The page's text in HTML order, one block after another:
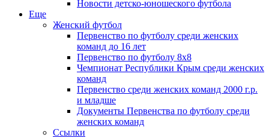
Новости детско-юношеского футбола
Еще
Женский футбол
Первенство по футболу среди женских
команд до 16 лет
Первенство по футболу 8х8
Чемпионат Республики Крым среди женских
команд
Первенство среди женских команд 2000 г.р.
и младше
Документы Первенства по футболу среди
женских команд
Ссылки